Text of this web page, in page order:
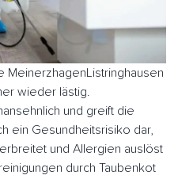
MeinerzhagenListringhausen
wieder lästig.
und greift die
ein Gesundheitsrisiko dar,
und Allergien auslöst
durch Taubenkot